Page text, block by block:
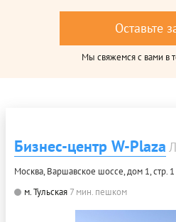
Оставьте
Мы свяжемся с вами в
Бизнес-центр W-Plaza
Москва, Варшавское шоссе, дом 1, стр. 1
м. Тульская 7 мин. пешком